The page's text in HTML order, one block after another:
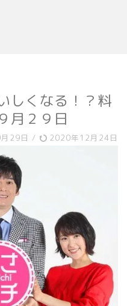
しくなる！？料
月２９日
29日 / 2020年12月24日